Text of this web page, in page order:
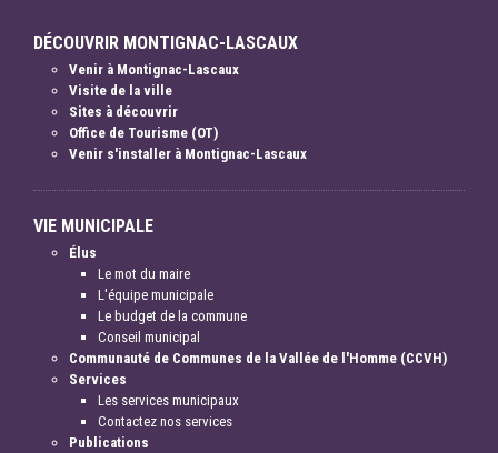
DÉCOUVRIR MONTIGNAC-LASCAUX
Venir à Montignac-Lascaux
Visite de la ville
Sites à découvrir
Office de Tourisme (OT)
Venir s'installer à Montignac-Lascaux
VIE MUNICIPALE
Élus
Le mot du maire
L'équipe municipale
Le budget de la commune
Conseil municipal
Communauté de Communes de la Vallée de l'Homme (CCVH)
Services
Les services municipaux
Contactez nos services
Publications